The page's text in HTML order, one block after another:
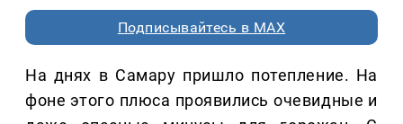
Подписывайтесь в MAX
На днях в Самару пришло потепление. На
фоне этого плюса проявились очевидные и